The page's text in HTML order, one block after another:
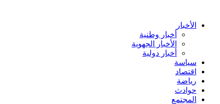
content الأخبار
أخبار وطنية
الأخبار الجهوية
أخبار دولية
سياسة
اقتصاد
رياضة
حوادث
المجتمع